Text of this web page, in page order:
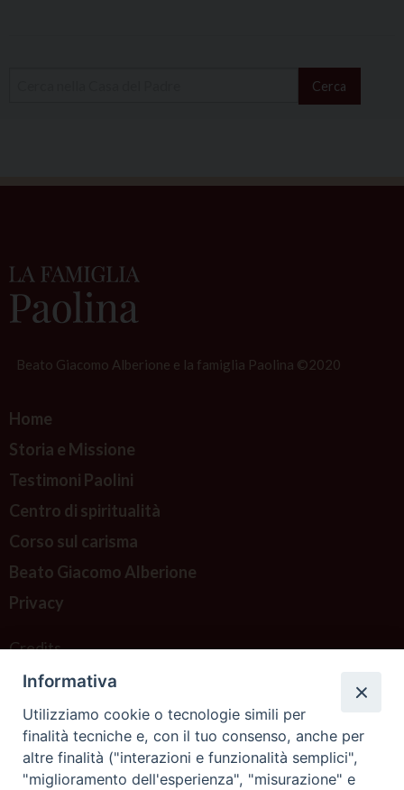
Cerca
Beato Giacomo Alberione e la famiglia Paolina ©2020
Home
Storia e Missione
Testimoni Paolini
Centro di spiritualità
Corso sul carisma
Beato Giacomo Alberione
Privacy
Credits
Informativa
Utilizziamo cookie o tecnologie simili per
finalità tecniche e, con il tuo consenso, anche per
altre finalità ("interazioni e funzionalità semplici",
"miglioramento dell'esperienza", "misurazione" e